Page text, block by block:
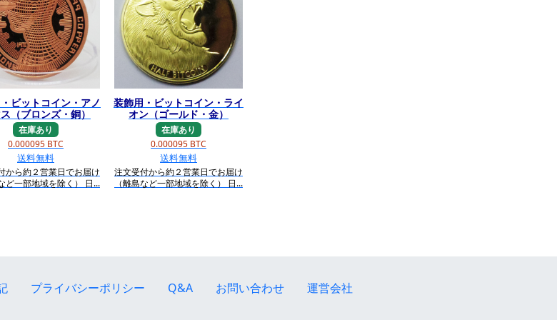
ビットコイン・アノ
（ブロンズ・銅）
在庫あり
0.000095 BTC
送料無料
から約２営業日でお届け
ど一部地域を除く） 日...
装飾用・ビットコイン・ライ
オン（ゴールド・金）
在庫あり
0.000095 BTC
送料無料
注文受付から約２営業日でお届け
（離島など一部地域を除く） 日...
プライバシーポリシー Q&A お問い合わせ 運営会社